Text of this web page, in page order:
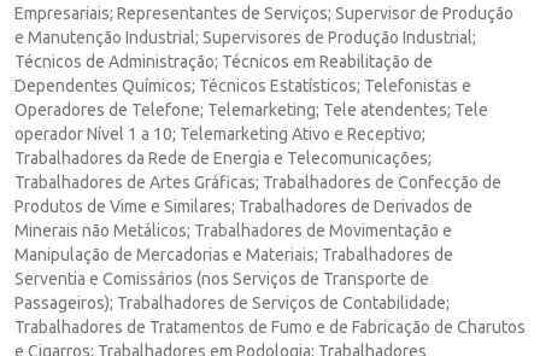
Empresariais; Representantes de Serviços; Supervisor de Produção
e Manutenção Industrial; Supervisores de Produção Industrial;
Técnicos de Administração; Técnicos em Reabilitação de
Dependentes Químicos; Técnicos Estatísticos; Telefonistas e
Operadores de Telefone; Telemarketing; Tele atendentes; Tele
operador Nível 1 a 10; Telemarketing Ativo e Receptivo;
Trabalhadores da Rede de Energia e Telecomunicações;
Trabalhadores de Artes Gráficas; Trabalhadores de Confecção de
Produtos de Vime e Similares; Trabalhadores de Derivados de
Minerais não Metálicos; Trabalhadores de Movimentação e
Manipulação de Mercadorias e Materiais; Trabalhadores de
Serventia e Comissários (nos Serviços de Transporte de
Passageiros); Trabalhadores de Serviços de Contabilidade;
Trabalhadores de Tratamentos de Fumo e de Fabricação de Charutos
e Cigarros; Trabalhadores em Podologia; Trabalhadores